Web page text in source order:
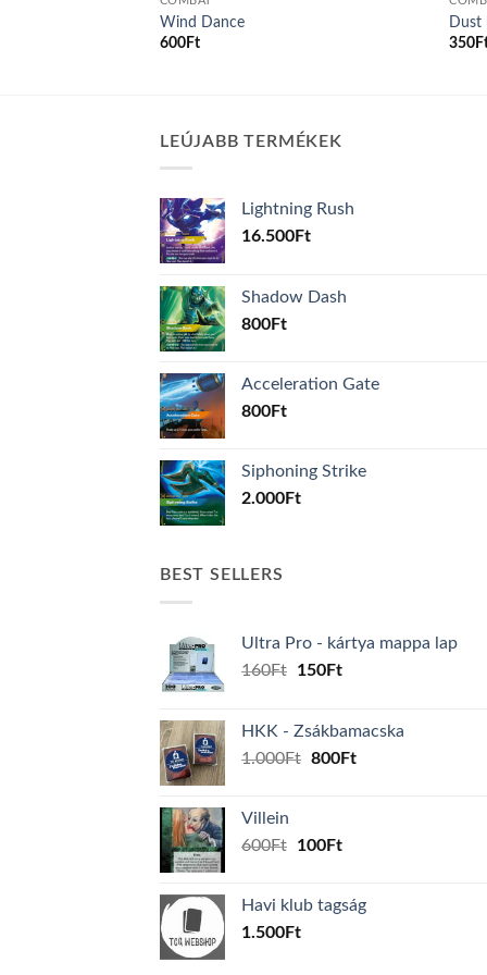
Wind Dance
600Ft
Dust
350
LEÚJABB TERMÉKEK
Lightning Rush
16.500Ft
Shadow Dash
800Ft
Acceleration Gate
800Ft
Siphoning Strike
2.000Ft
BEST SELLERS
Ultra Pro - kártya mappa lap
160Ft
Original
160Ft.
150FtCurrent
150Ft.
HKK - Zsákbamacska
1.000Ft Original
800FtCurrent
Villein
600Ft
Original
600Ft.
100FtCurrent
100Ft.
Havi klub tagság
1.500Ft